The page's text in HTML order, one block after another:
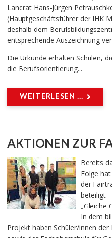
Landrat Hans-Jürgen
(Hauptgeschäftsführer der IHK
deshalb dem
entsprechende Auszeichnung
Die Urkunde erhalten Schulen,
die Berufsorientierung...
WEITERLESEN ...
AKTIONEN ZUR
Bereits
Folge
der
beteiligt -
„Gleiche
In dem
Projekt haben Schüler/innen